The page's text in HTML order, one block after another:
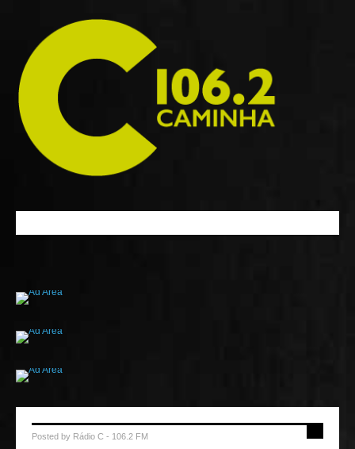
Posted by Rádio C - 106.2 FM